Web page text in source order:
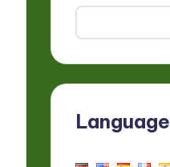
Language